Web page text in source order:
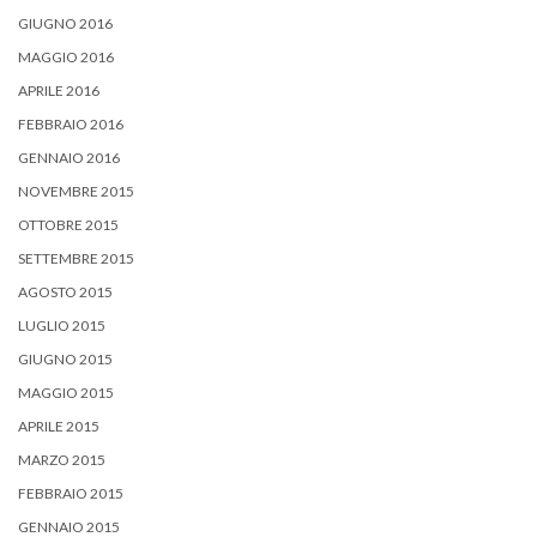
GIUGNO 2016
MAGGIO 2016
APRILE 2016
FEBBRAIO 2016
GENNAIO 2016
NOVEMBRE 2015
OTTOBRE 2015
SETTEMBRE 2015
AGOSTO 2015
LUGLIO 2015
GIUGNO 2015
MAGGIO 2015
APRILE 2015
MARZO 2015
FEBBRAIO 2015
GENNAIO 2015